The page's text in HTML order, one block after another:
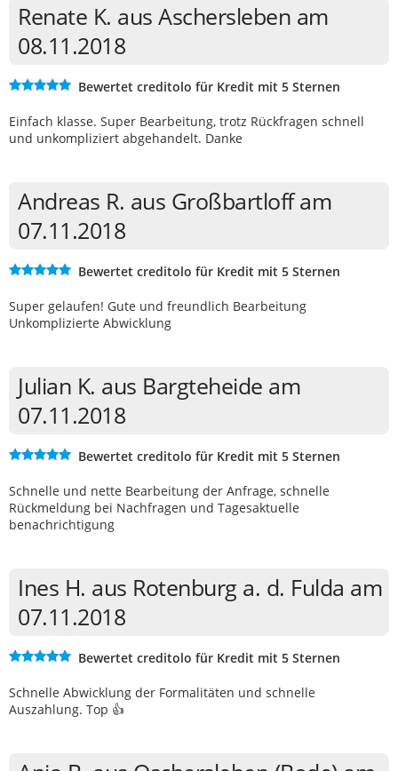
Renate K. aus Aschersleben am
08.11.2018
Bewertet creditolo für Kredit mit 5 Sternen
Einfach klasse. Super Bearbeitung, trotz Rückfragen schnell
und unkompliziert abgehandelt. Danke
Andreas R. aus Großbartloff am
07.11.2018
Bewertet creditolo für Kredit mit 5 Sternen
Super gelaufen! Gute und freundlich Bearbeitung
Unkomplizierte Abwicklung
Julian K. aus Bargteheide am
07.11.2018
Bewertet creditolo für Kredit mit 5 Sternen
Schnelle und nette Bearbeitung der Anfrage, schnelle
Rückmeldung bei Nachfragen und Tagesaktuelle
benachrichtigung
Ines H. aus Rotenburg a. d. Fulda am
07.11.2018
Bewertet creditolo für Kredit mit 5 Sternen
Schnelle Abwicklung der Formalitäten und schnelle
Auszahlung. Top 👍